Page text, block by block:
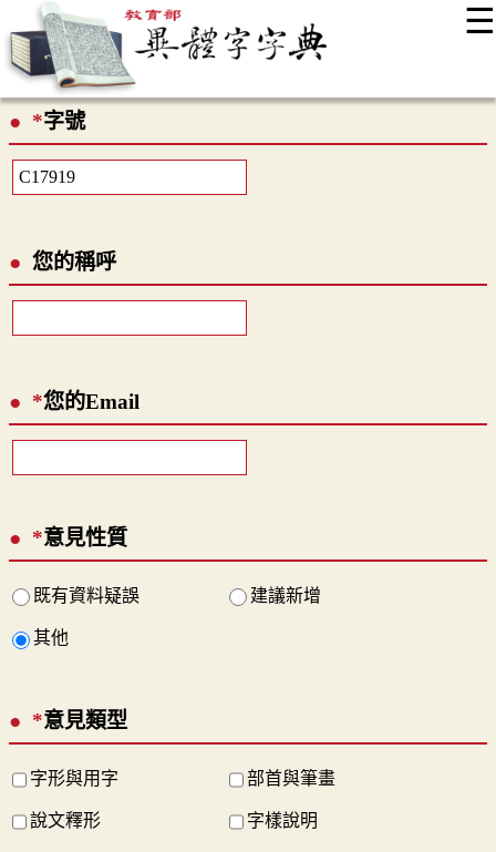
☰
最新消息
*字號
您的稱呼
*您的Email
*意見性質
既有資料疑誤 建議新增
其他
*意見類型
字形與用字 部首與筆畫
說文釋形 字樣說明